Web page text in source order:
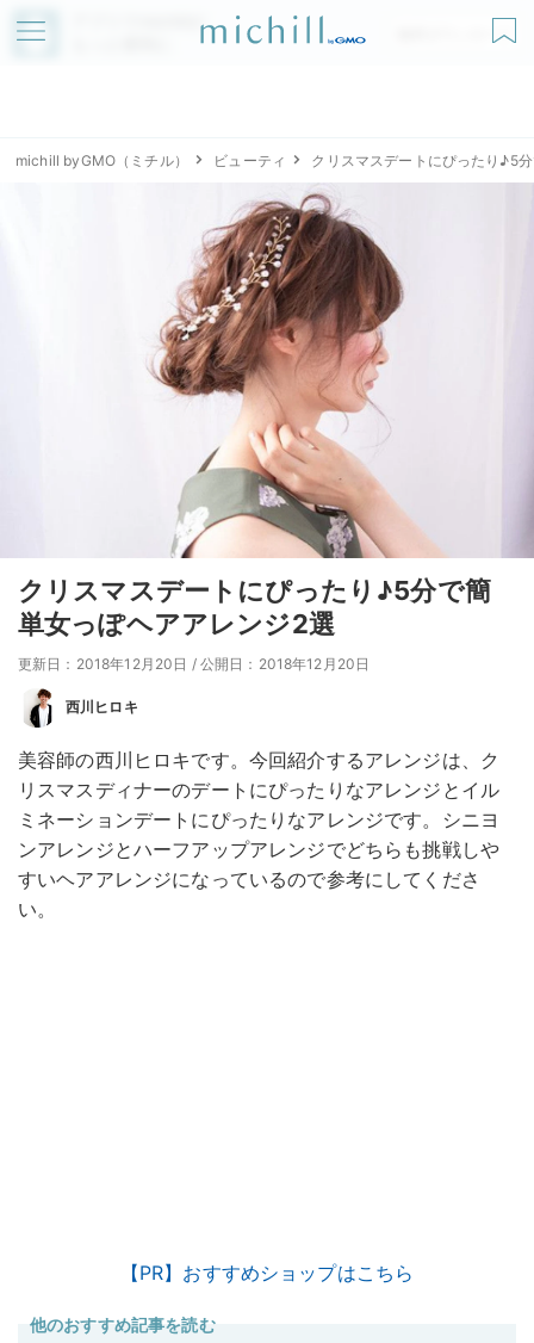
アプリでmichillが
無料ダウンロード
michill byGMO（ミチル） ビューティ クリスマスデートにぴったり♪5
クリスマスデートにぴったり♪5分で簡
単女っぽヘアアレンジ2選
更新日：2018年12月20日 / 公開日：2018年12月20日
西川ヒロキ
美容師の西川ヒロキです。今回紹介するアレンジは、ク
リスマスディナーのデートにぴったりなアレンジとイル
ミネーションデートにぴったりなアレンジです。シニヨ
ンアレンジとハーフアップアレンジでどちらも挑戦しや
すいヘアアレンジになっているので参考にしてくださ
い。
【PR】おすすめショップはこちら
他のおすすめ記事を読む